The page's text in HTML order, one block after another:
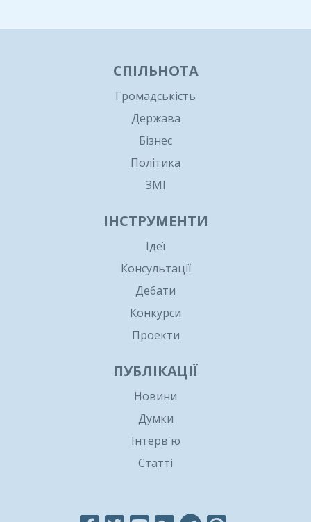
СПІЛЬНОТА
Громадськість
Держава
Бізнес
Політика
ЗМІ
ІНСТРУМЕНТИ
Ідеї
Консультації
Дебати
Конкурси
Проекти
ПУБЛІКАЦІЇ
Новини
Думки
Інтерв'ю
Статті